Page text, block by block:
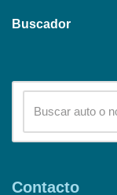
Buscador
Contacto